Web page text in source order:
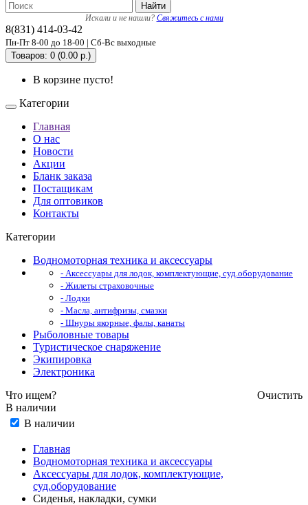
Найти
Искали и не нашли? Свяжитесь с нами
8(831) 414-03-42
Пн-Пт 8-00 до 18-00 | Сб-Вс выходные
Товаров: 0 (0.00 р.)
В корзине пусто!
Категории
Главная
О нас
Новости
Акции
Бланк заказа
Постащикам
Для оптовиков
Контакты
Категории
Водномоторная техника и аксессуары
- Аксессуары для лодок, комплектующие, суд.оборудование
- Жилеты страховочные
- Лодки
- Масла, антифризы, смазки
- Шнуры якорные, фалы, канаты
Рыболовные товары
Туристическое снаряжение
Экипировка
Электроника
Что ищем?
Очистить
В наличии
В наличии
Главная
Водномоторная техника и аксессуары
Аксессуары для лодок, комплектующие,
суд.оборудование
Сиденья, накладки, сумки